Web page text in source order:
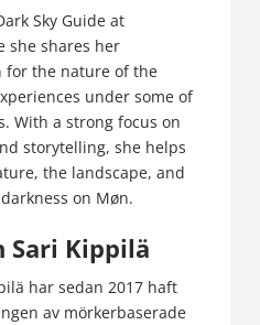
Sky Guide at
she shares her
for the nature of the
under some of
With a strong focus on
storytelling, she helps
the landscape, and
on Møn.
Sari Kippilä
har sedan 2017 haft
av mörkerbaserade